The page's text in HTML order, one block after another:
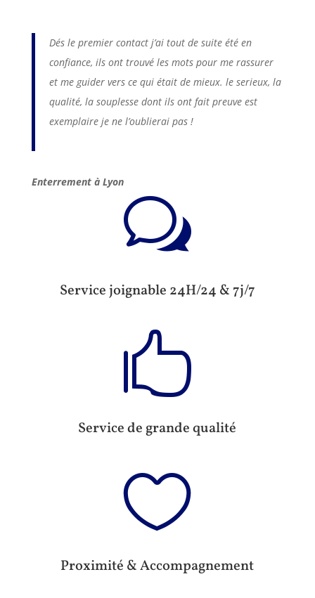
Dés le premier contact j’ai tout de suite été en
confiance, ils ont trouvé les mots pour me rassurer
et me guider vers ce qui était de mieux. le serieux, la
qualité, la souplesse dont ils ont fait preuve est
exemplaire je ne l’oublierai pas !
Enterrement à Lyon
w
Service joignable 24H/24 & 7j/7

Service de grande qualité

Proximité & Accompagnement